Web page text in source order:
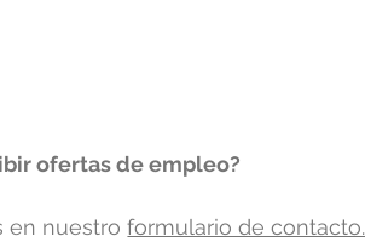
ofertas de empleo?
en nuestroformulario de contacto.